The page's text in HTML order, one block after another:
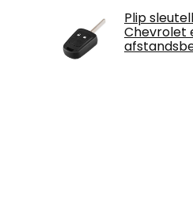
Plip
Chevrolet